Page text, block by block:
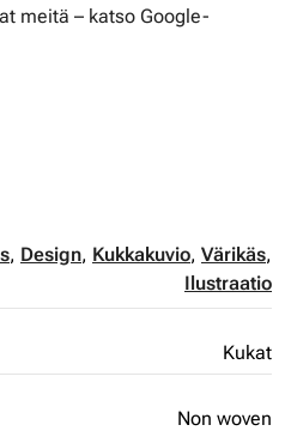
meitä – katso Google-
, Design, Kukkakuvio, Värikäs,
Ilustraatio
Kukat
Non woven